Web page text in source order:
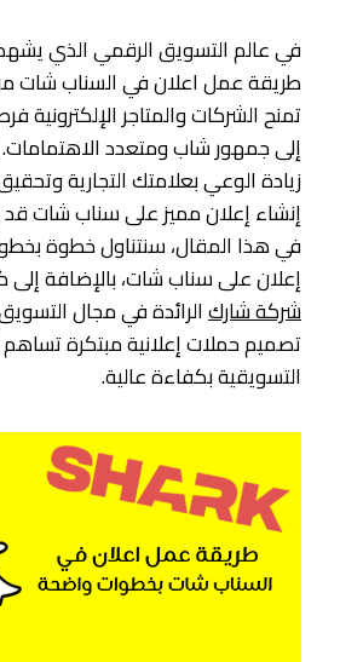
في عالم التسويق الرقمي الذي
طريقة عمل اعلان في السناب شات من
تمنح الشركات والمتاجر الإلكترونية
إلى جمهور شاب ومتعدد
زيادة الوعي بعلامتك التجارية
إنشاء إعلان مميز على سناب شات قد
في هذا المقال، سنتناول خطوة
إعلان على سناب شات، بالإضافة
شركة شاركالرائدة في مجال
تصميم حملات إعلانية مبتكرة
التسويقية بكفاءة عالية.